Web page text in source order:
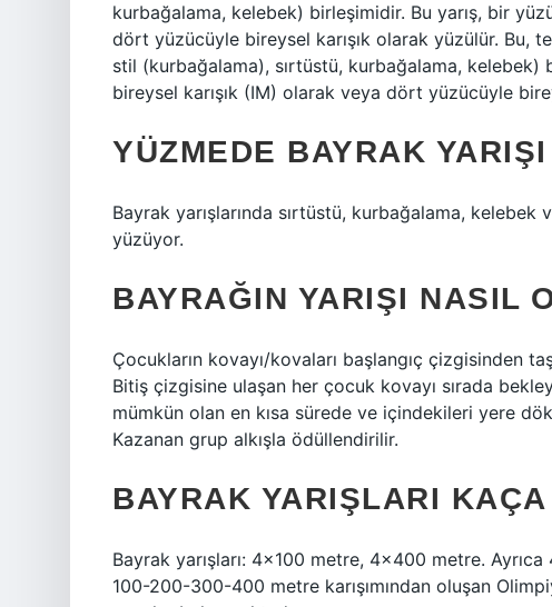
kurbağalama, kelebek) birleşimidir. Bu yarış, bir
dört yüzücüyle bireysel karışık olarak yüzülür. Bu,
stil (kurbağalama), sırtüstü, kurbağalama, kelebek)
bireysel karışık (IM) olarak veya dört yüzücüyle
YÜZMEDE BAYRAK
Bayrak yarışlarında sırtüstü, kurbağalama,
yüzüyor.
BAYRAĞIN YARIŞI NASIL
Çocukların kovayı/kovaları başlangıç ​​çizgisinden
Bitiş çizgisine ulaşan her çocuk kovayı sırada
mümkün olan en kısa sürede ve içindekileri yere
Kazanan grup alkışla ödüllendirilir.
BAYRAK YARIŞLARI
Bayrak yarışları: 4×100 metre, 4×400 metre.
100-200-300-400 metre karışımından oluşan